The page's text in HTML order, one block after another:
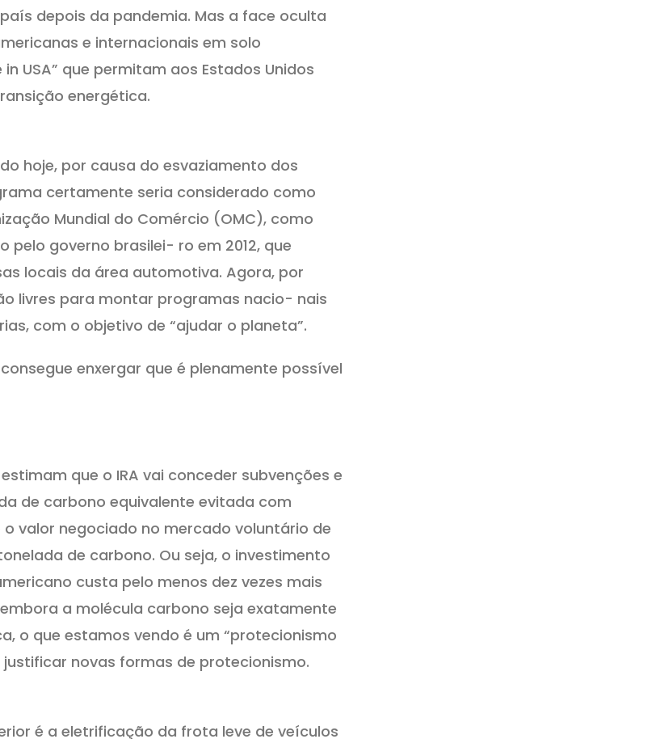
depois da pandemia. Mas a face oculta
e internacionais em solo
USA” que permitam aos Estados Unidos
energética.
hoje, por causa do esvaziamento dos
certamente seria considerado como
Mundial do Comércio (OMC), como
governo brasilei- ro em 2012, que
locais da área automotiva. Agora, por
livres para montar programas nacio- nais
com o objetivo de “ajudar o planeta”.
enxergar que é plenamente possível
que o IRA vai conceder subvenções e
de carbono equivalente evitada com
valor negociado no mercado voluntário de
de carbono. Ou seja, o investimento
custa pelo menos dez vezes mais
a molécula carbono seja exatamente
o que estamos vendo é um “protecionismo
novas formas de protecionismo.
é a eletrificação da frota leve de veículos